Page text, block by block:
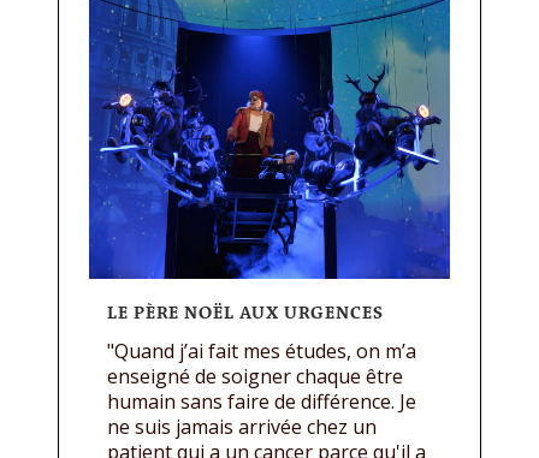
LE PÈRE NOËL AUX URGENCES
"Quand j’ai fait mes études, on m’a
enseigné de soigner chaque être
humain sans faire de différence. Je
ne suis jamais arrivée chez un
patient qui a un cancer parce qu'il a